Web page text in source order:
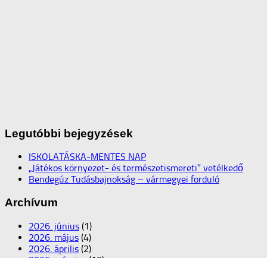
Legutóbbi bejegyzések
ISKOLATÁSKA-MENTES NAP
„Játékos környezet- és természetismereti” vetélkedő
Bendegúz Tudásbajnokság – vármegyei forduló
Archívum
2026. június (1)
2026. május (4)
2026. április (2)